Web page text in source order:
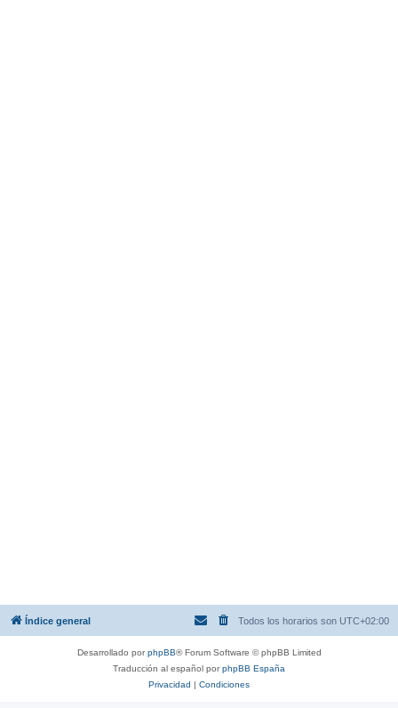
Índice general Todos los horarios son UTC+02:00
Desarrollado porphpBB® Forum Software © phpBB Limited
Traducción al español porphpBB España
Privacidad | Condiciones